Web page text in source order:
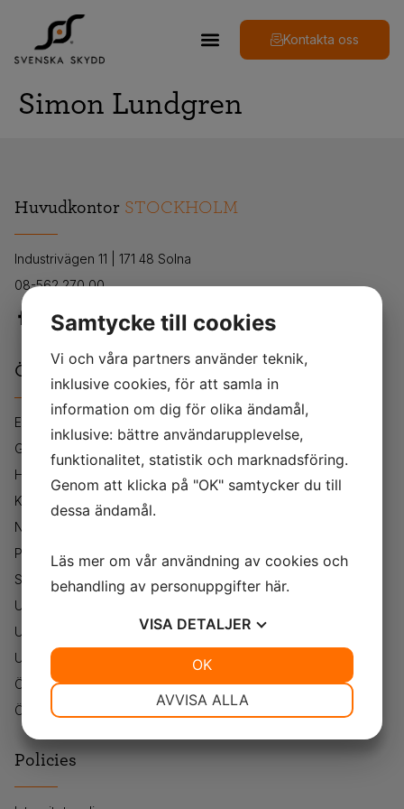
Kontakta oss
Simon Lundgren
Huvudkontor STOCKHOLM
Industrivägen 11 | 171 48 Solna
08-562 270 00
Övriga KONTOR
Eskilstuna
Göteborg
Helsingborg
Karlskrona
Norrköping
Piteå
Stockholm
Uddevalla
Umeå
Uppsala
Örebro
Östersund
Policies
Samtycke till cookies
Vi och våra partners använder teknik,
inklusive cookies, för att samla in
information om dig för olika ändamål,
inklusive: bättre användarupplevelse,
funktionalitet, statistik och marknadsföring.
Genom att klicka på "OK" samtycker du till
dessa ändamål.
Läs mer om vår användning av cookies och
behandling av personuppgifter här.
VISA DETALJER
AVVISA ALLA
OK